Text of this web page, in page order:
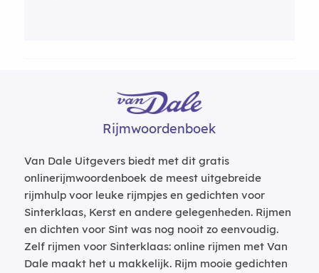
Rijmwoordenboek
Van Dale Uitgevers biedt met dit gratis
onlinerijmwoordenboek de meest uitgebreide
rijmhulp voor leuke rijmpjes en gedichten voor
Sinterklaas, Kerst en andere gelegenheden. Rijmen
en dichten voor Sint was nog nooit zo eenvoudig.
Zelf rijmen voor Sinterklaas: online rijmen met Van
Dale maakt het u makkelijk. Rijm mooie gedichten